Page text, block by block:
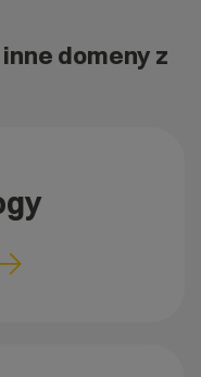
domeny z